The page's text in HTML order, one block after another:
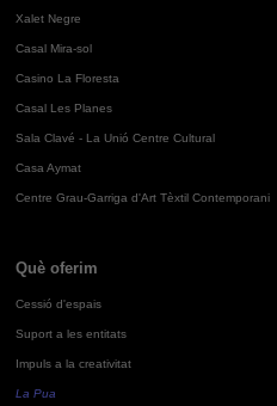
Xalet Negre
Casal Mira-sol
Casino La Floresta
Casal Les Planes
Sala Clavé - La Unió Centre Cultural
Casa Aymat
Centre Grau-Garriga d'Art Tèxtil Contemporani
Què oferim
Cessió d'espais
Suport a les entitats
Impuls a la creativitat
La Pua